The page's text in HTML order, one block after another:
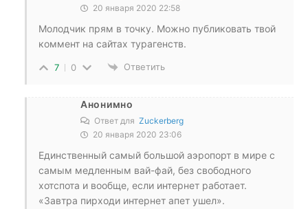
20 января 2020 22:58
Молодчик прям в точку. Можно публиковать твой
коммент на сайтах турагенств.
7 0 Ответить
Анонимно
Ответ для Zuckerberg
20 января 2020 23:06
Единственный самый большой аэропорт в мире с
самым медленным вай-фай, без свободного
хотспота и вообще, если интернет работает.
«Завтра пирходи интернет апет ушел».